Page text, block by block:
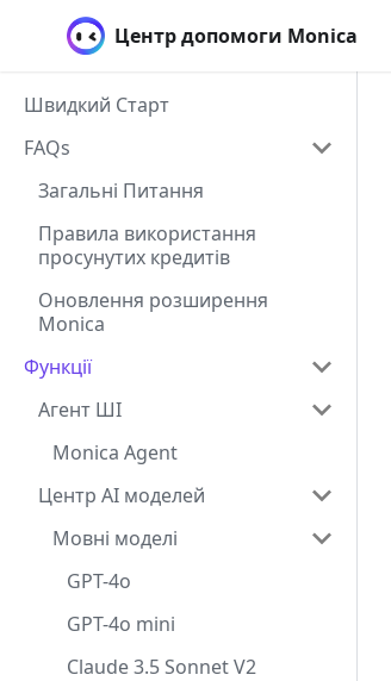
Центр допомоги Monica
Швидкий Старт
FAQs
Загальні Питання
Правила використання
просунутих кредитів
Оновлення розширення
Monica
Функції
Агент ШІ
Monica Agent
Центр AI моделей
Мовні моделі
GPT-4o
GPT-4o mini
Claude 3.5 Sonnet V2